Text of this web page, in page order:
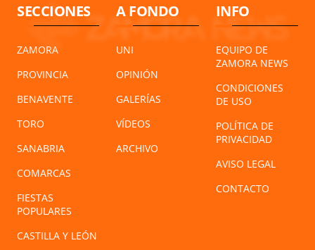
SECCIONES
ZAMORA
PROVINCIA
BENAVENTE
TORO
SANABRIA
COMARCAS
FIESTAS
POPULARES
CASTILLA Y LEÓN
A FONDO
UNI
OPINIÓN
GALERÍAS
VÍDEOS
ARCHIVO
INFO
EQUIPO DE
ZAMORA NEWS
CONDICIONES
DE USO
POLÍTICA DE
PRIVACIDAD
AVISO LEGAL
CONTACTO